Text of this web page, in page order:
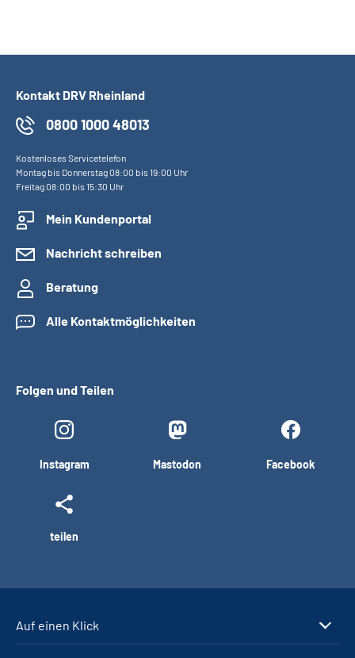
Kontakt DRV Rheinland
0800 1000 48013
Kostenloses Servicetelefon
Montag bis Donnerstag 08:00 bis 19:00 Uhr
Freitag 08:00 bis 15:30 Uhr
Mein Kundenportal
Nachricht schreiben
Beratung
Alle Kontaktmöglichkeiten
Folgen und Teilen
Instagram Mastodon Facebook
teilen
Auf einen Klick